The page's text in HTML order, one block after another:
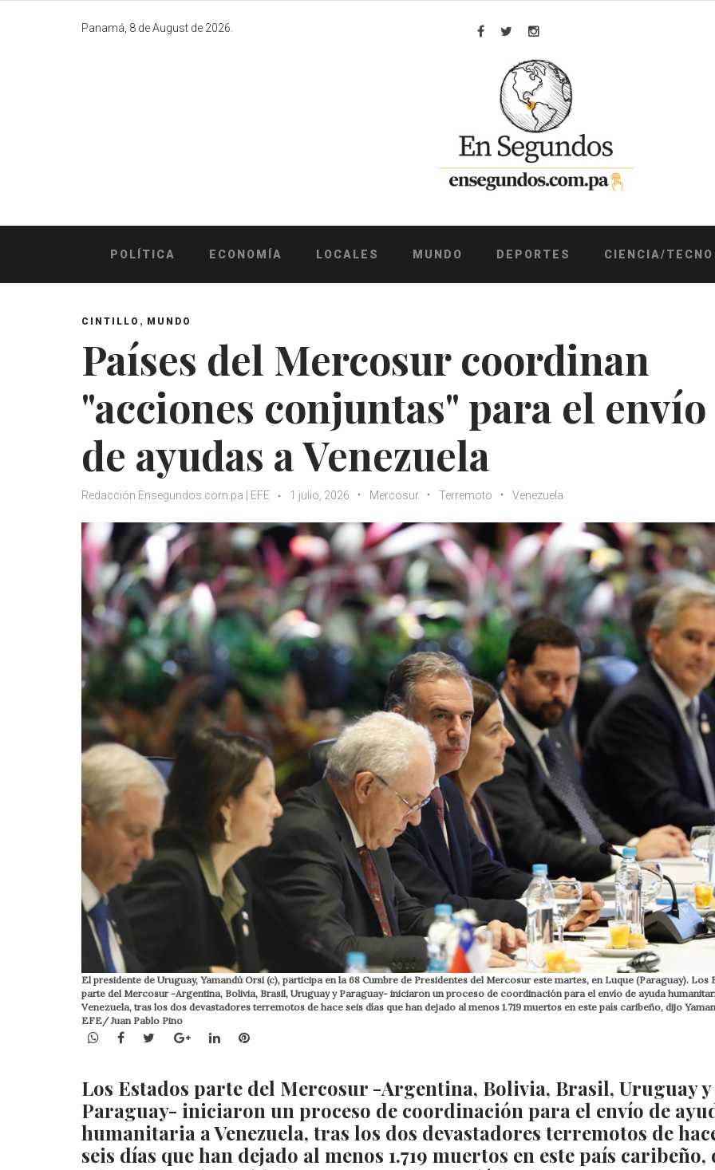
Panamá, 8 de August de 2026.
Facebook
TwitterInstagram
POLÍTICA ECONOMÍA LOCALES MUNDO DEPORTES CIENCIA/TECNO
CINTILLO , MUNDO
Países del Mercosur coordinan
"acciones conjuntas" para el envío
de ayudas a Venezuela
Redacción Ensegundos.com.pa | EFE 1 julio, 2026 Mercosur Terremoto Venezuela
El presidente de Uruguay, Yamandú Orsi (c), participa en la 68 Cumbre de Presidentes del Mercosur este martes, en Luque (Paraguay). Los
parte del Mercosur -Argentina, Bolivia, Brasil, Uruguay y Paraguay- iniciaron un proceso de coordinación para el envío de ayuda
Venezuela, tras los dos devastadores terremotos de hace seis días que han dejado al menos 1.719 muertos en este país caribeño, dijo
EFE/ Juan Pablo Pino
WhatsApp
Facebook
TwitterGoogle+LinkedInPinterest
Los Estados parte del Mercosur -Argentina, Bolivia, Brasil, Uruguay y
Paraguay- iniciaron un proceso de coordinación para el envío de
humanitaria a Venezuela, tras los dos devastadores terremotos de
seis días que han dejado al menos 1.719 muertos en este país